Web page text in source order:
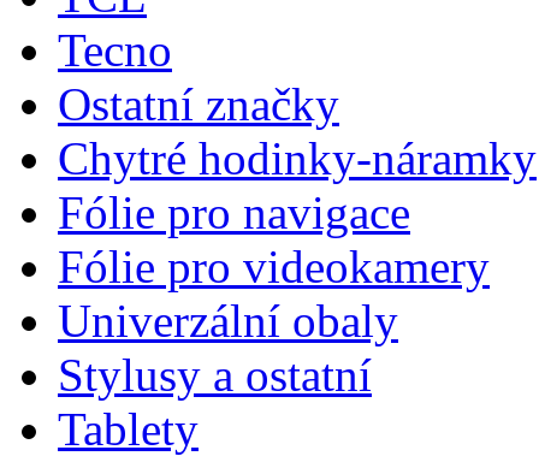
Tecno
Ostatní značky
Chytré hodinky-náramky
Fólie pro navigace
Fólie pro videokamery
Univerzální obaly
Stylusy a ostatní
Tablety